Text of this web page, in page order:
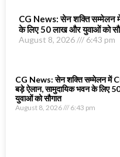
CG News: सेन शक्ति सम्मेलन
के लिए 50 लाख और युवाओं को
August 8, 2026 6:43 pm
CG News: सेन शक्ति सम्मेलन में
बड़े ऐलान, सामुदायिक भवन के लिए
युवाओं को सौगात
August 8, 2026 6:43 pm